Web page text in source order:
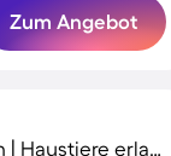
Zum Angebot
Ferienhaus mit Terrasse und Garten | Haustiere erlaubt